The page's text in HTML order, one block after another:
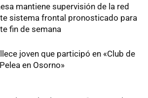
mantiene supervisión de la red
sistema frontal pronosticado para
fin de semana
joven que participó en «Club de
Pelea en Osorno»